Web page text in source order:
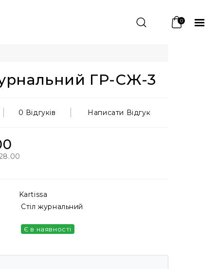
0
ГР-СЖ-3
0 Відгуків Написати Відгук
Kartissa
Стіл журнальний
Є в наявності